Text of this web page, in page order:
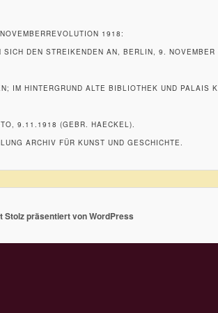
NOVEMBERREVOLUTION 1918:
DEN STREIKENDEN AN, BERLIN, 9. NOVEMBER
IM HINTERGRUND ALTE BIBLIOTHEK UND PALAIS
9.11.1918 (GEBR. HAECKEL).
ARCHIV FÜR KUNST UND GESCHICHTE.
Stolz präsentiert von WordPress